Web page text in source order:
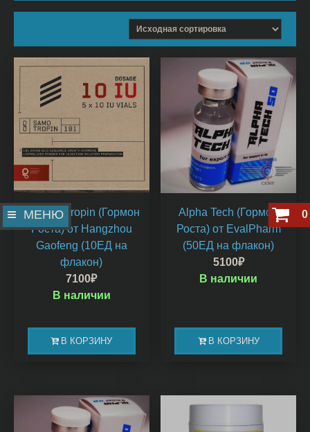
МЕНЮ
8 Samo Tropin (Гормон
Роста) от Hangzhou
Gaofeng (10ЕД на
флакон)
7100₽
В КОРЗИНУ
В наличии
Alpha Tech (Гормон
Роста) от EvalPharm
(50ЕД на флакон)
5100₽
В КОРЗИНУ
В наличии
0